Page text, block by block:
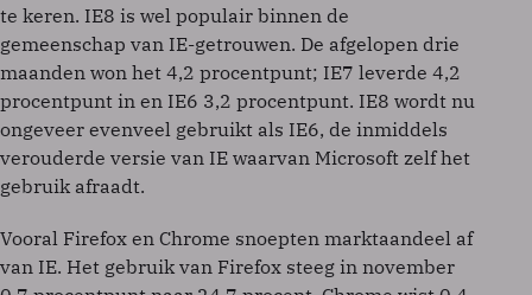
te keren. IE8 is wel populair binnen de
gemeenschap van IE-getrouwen. De afgelopen drie
maanden won het 4,2 procentpunt; IE7 leverde 4,2
procentpunt in en IE6 3,2 procentpunt. IE8 wordt nu
ongeveer evenveel gebruikt als IE6, de inmiddels
verouderde versie van IE waarvan Microsoft zelf het
gebruik afraadt.
Vooral Firefox en Chrome snoepten marktaandeel af
van IE. Het gebruik van Firefox steeg in november